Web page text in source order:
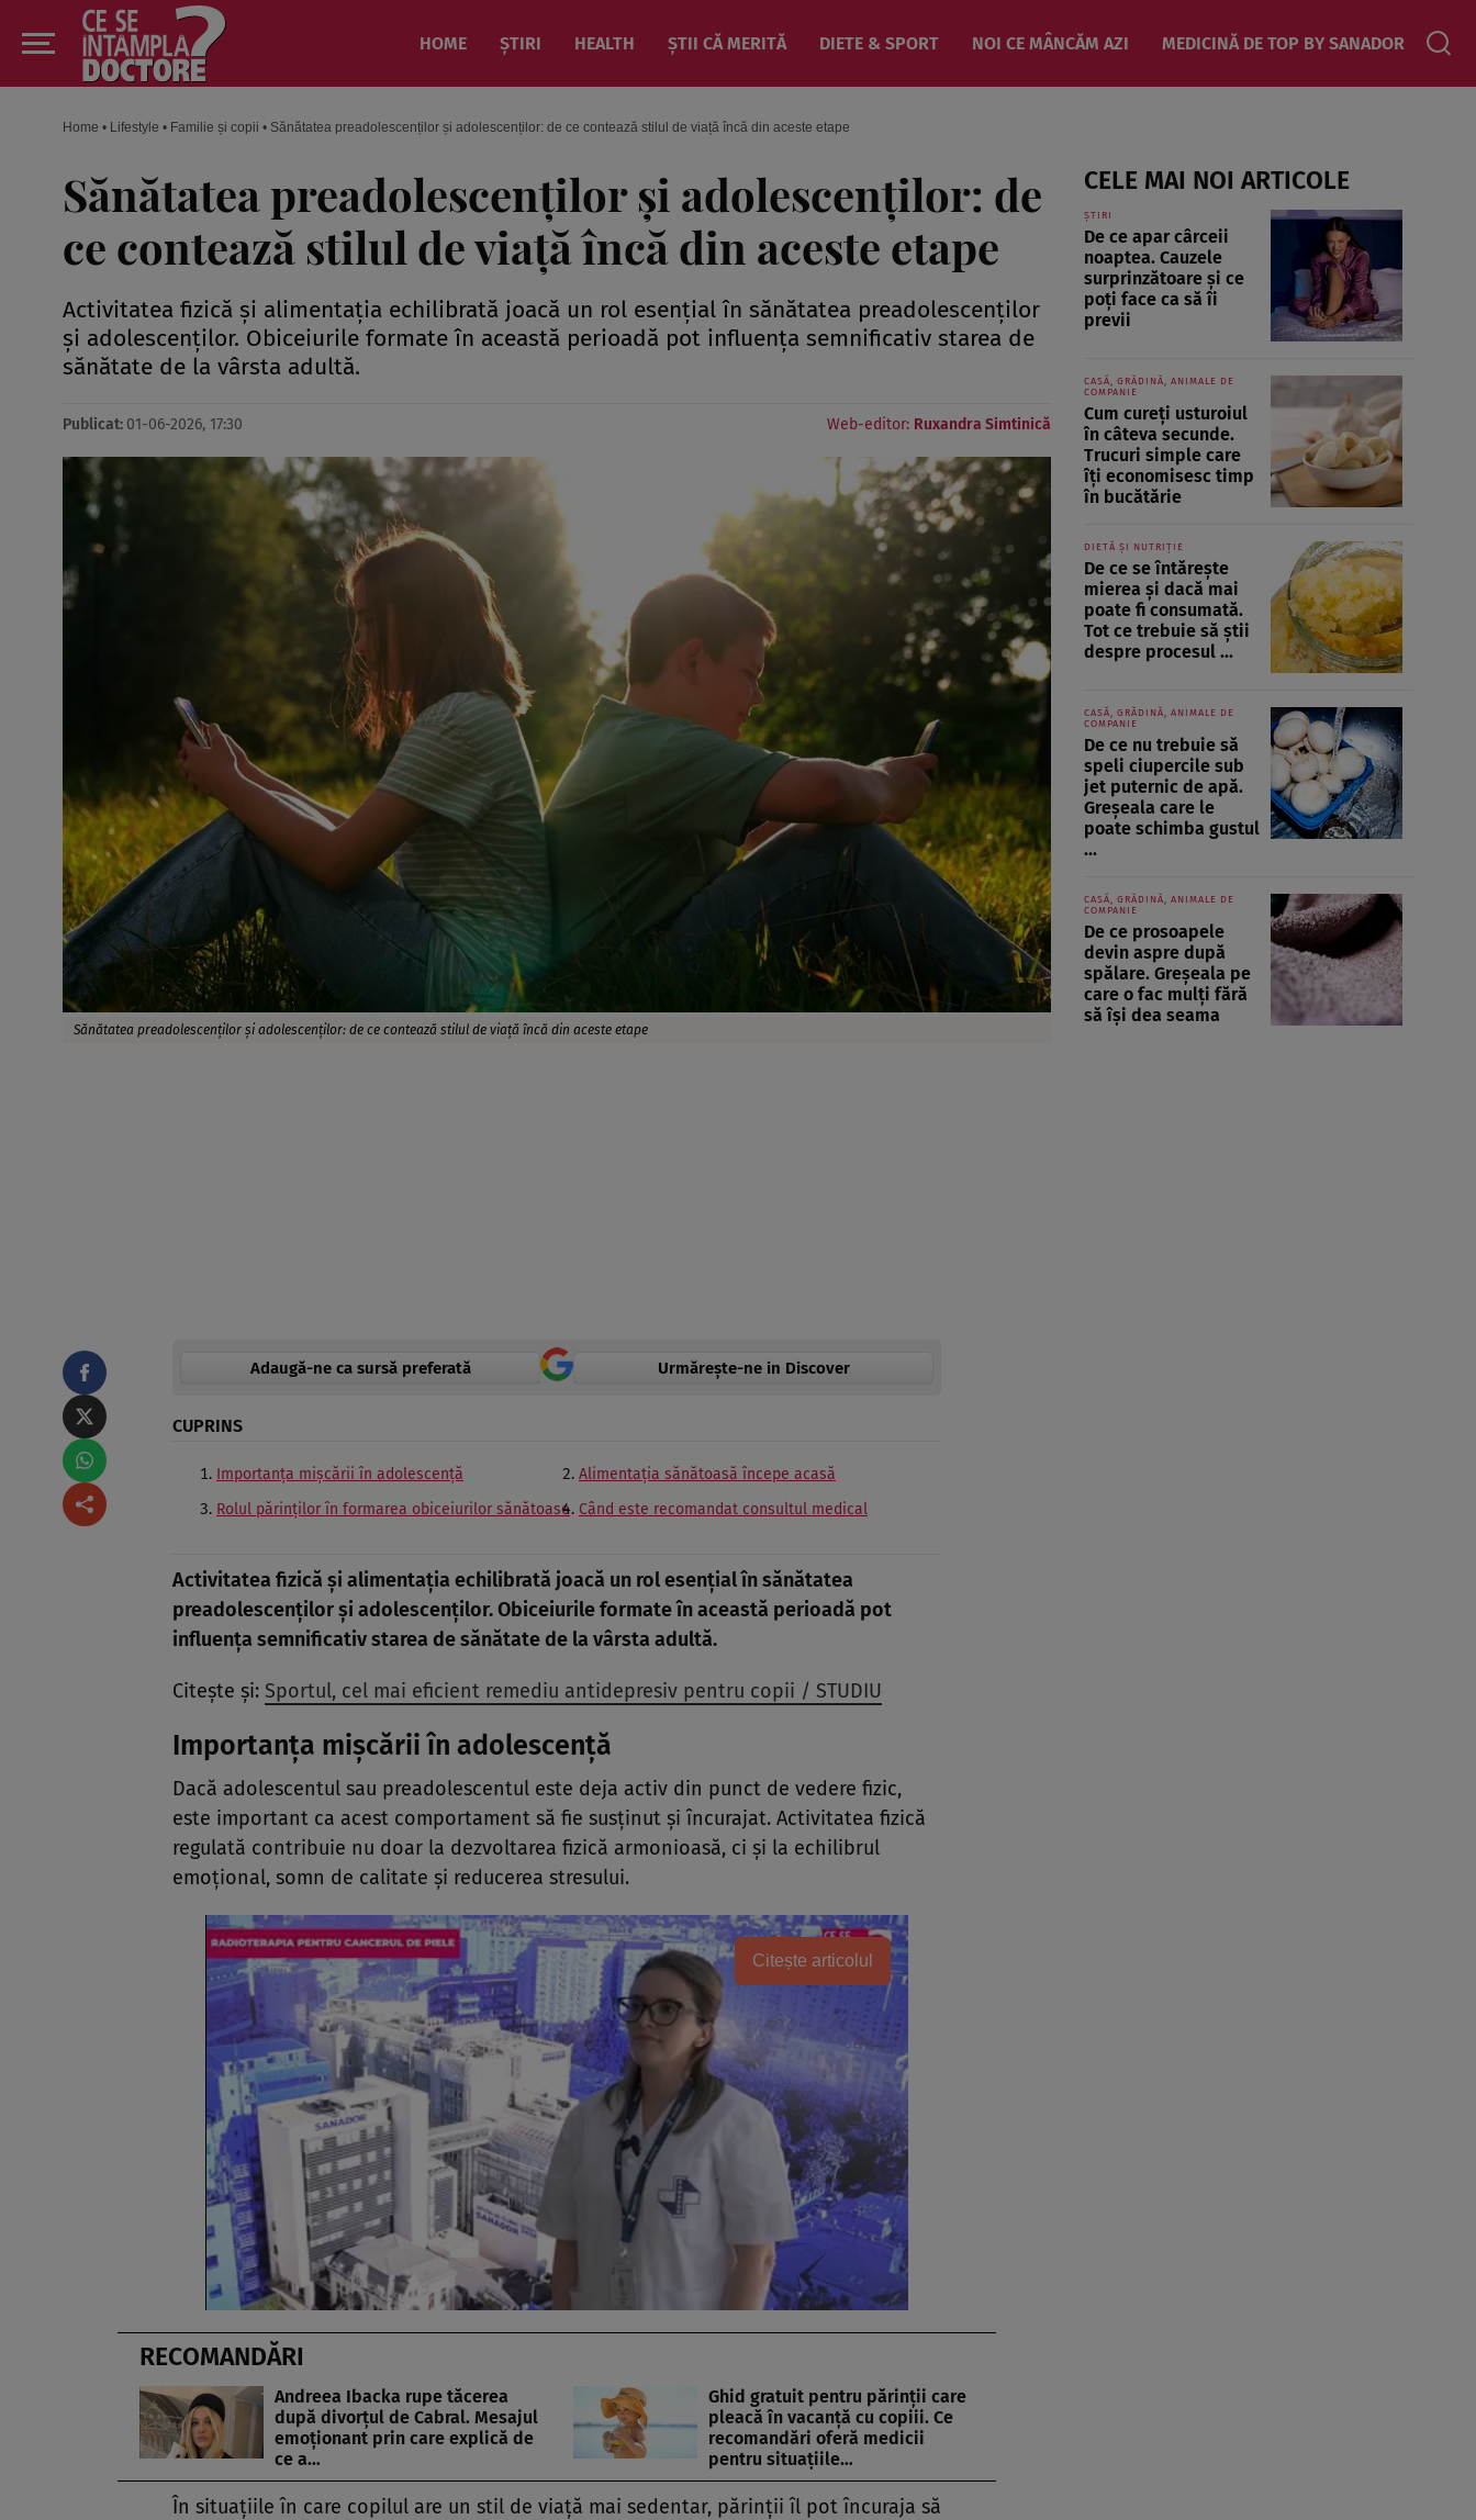
HOME ȘTIRI HEALTH ȘTII CĂ MERITĂ DIETE & SPORT NOI CE MÂNCĂM AZI MEDICINĂ DE TOP BY SANADOR
Home • Lifestyle • Familie și copii • Sănătatea preadolescenților și adolescenților: de ce contează stilul de viață încă din aceste etape
Sănătatea preadolescenților și adolescenților: de
ce contează stilul de viață încă din aceste etape
Activitatea fizică și alimentația echilibrată joacă un rol esențial în sănătatea preadolescenților
și adolescenților. Obiceiurile formate în această perioadă pot influența semnificativ starea de
sănătate de la vârsta adultă.
Publicat: 01-06-2026, 17:30 Web-editor: Ruxandra Simtinică
Sănătatea preadolescenților și adolescenților: de ce contează stilul de viață încă din aceste etape
Adaugă-ne ca sursă preferată Urmărește-ne in Discover
CUPRINS
Importanța mișcării în adolescență
Alimentația sănătoasă începe acasă
Rolul părinților în formarea obiceiurilor sănătoase Când este recomandat consultul medical
Activitatea fizică și alimentația echilibrată joacă un rol esențial în sănătatea
preadolescenților și adolescenților. Obiceiurile formate în această perioadă pot
influența semnificativ starea de sănătate de la vârsta adultă.
Citește și: Sportul, cel mai eficient remediu antidepresiv pentru copii / STUDIU
Importanța mișcării în adolescență
Dacă adolescentul sau preadolescentul este deja activ din punct de vedere fizic,
este important ca acest comportament să fie susținut și încurajat. Activitatea fizică
regulată contribuie nu doar la dezvoltarea fizică armonioasă, ci și la echilibrul
emoțional, somn de calitate și reducerea stresului.
Citește articolul
RECOMANDĂRI
Andreea Ibacka rupe tăcerea
după divorțul de Cabral. Mesajul
emoționant prin care explică de
ce a…
Ghid gratuit pentru părinții care
pleacă în vacanță cu copiii. Ce
recomandări oferă medicii
pentru situațiile…
În situațiile în care copilul are un stil de viață mai sedentar, părinții îl pot încuraja să
CELE MAI NOI ARTICOLE
ȘTIRI
De ce apar cârceii
noaptea. Cauzele
surprinzătoare și ce
poți face ca să îi
previi
CASĂ, GRĂDINĂ, ANIMALE DE
COMPANIE
Cum cureți usturoiul
în câteva secunde.
Trucuri simple care
îți economisesc timp
în bucătărie
DIETĂ ȘI NUTRIȚIE
De ce se întărește
mierea și dacă mai
poate fi consumată.
Tot ce trebuie să știi
despre procesul ...
CASĂ, GRĂDINĂ, ANIMALE DE
COMPANIE
De ce nu trebuie să
speli ciupercile sub
jet puternic de apă.
Greșeala care le
poate schimba gustul
...
CASĂ, GRĂDINĂ, ANIMALE DE
COMPANIE
De ce prosoapele
devin aspre după
spălare. Greșeala pe
care o fac mulți fără
să își dea seama